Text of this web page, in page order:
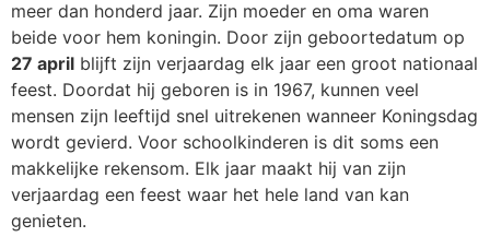
meer dan honderd jaar. Zijn moeder en oma waren
beide voor hem koningin. Door zijn geboortedatum op
27 april blijft zijn verjaardag elk jaar een groot nationaal
feest. Doordat hij geboren is in 1967, kunnen veel
mensen zijn leeftijd snel uitrekenen wanneer Koningsdag
wordt gevierd. Voor schoolkinderen is dit soms een
makkelijke rekensom. Elk jaar maakt hij van zijn
verjaardag een feest waar het hele land van kan
genieten.